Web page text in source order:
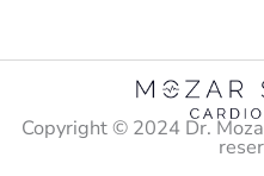
Copyright ©️ 2024 Dr.